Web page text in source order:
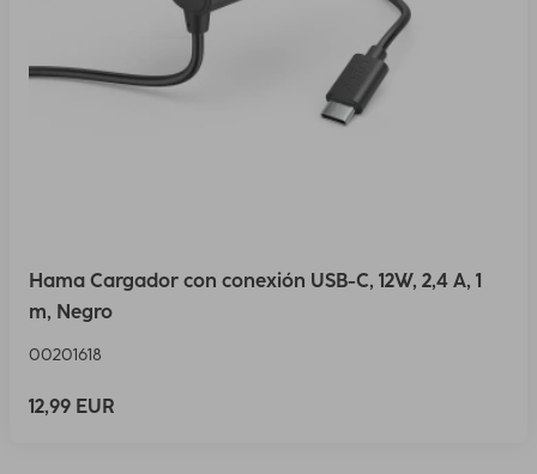
Hama Cargador con conexión USB-C, 12W, 2,4 A, 1
m, Negro
00201618
12,99 EUR